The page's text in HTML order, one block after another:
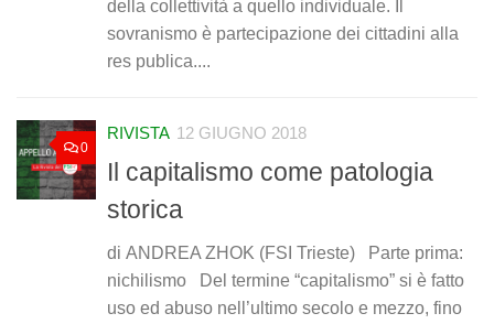
della collettività a quello individuale. Il
sovranismo è partecipazione dei cittadini alla
res publica....
0
RIVISTA 12 GIUGNO 2018
Il capitalismo come patologia
storica
di ANDREA ZHOK (FSI Trieste) Parte prima:
nichilismo Del termine “capitalismo” si è fatto
uso ed abuso nell’ultimo secolo e mezzo, fino